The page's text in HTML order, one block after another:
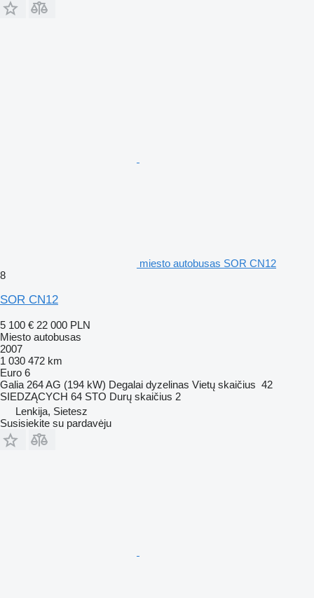
miesto autobusas SOR CN12
8
SOR CN12
5 100 € 22 000 PLN
Miesto autobusas
2007
1 030 472 km
Euro 6
Galia 264 AG (194 kW) Degalai dyzelinas Vietų skaičius 42
SIEDZĄCYCH 64 STO Durų skaičius 2
Lenkija, Sietesz
Susisiekite su pardavėju